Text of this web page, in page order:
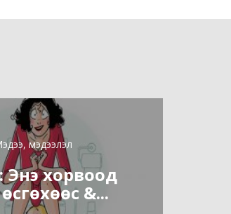
мэдээлэл
хорвоод
өсгөхөөс &...